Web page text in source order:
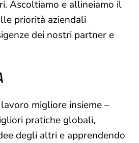
Ascoltiamo e allineiamo il
priorità aziendali
dei nostri partner e
migliore insieme –
pratiche globali,
degli altri e apprendendo